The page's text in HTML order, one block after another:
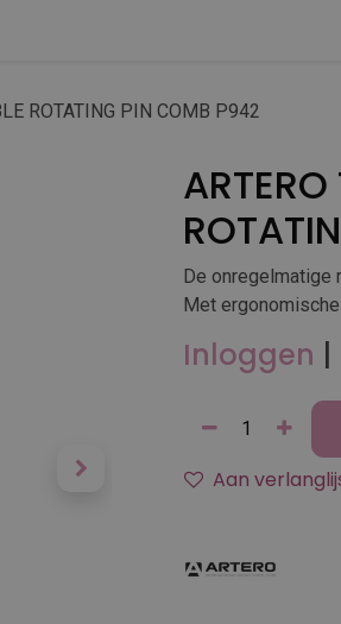
ROTATING PIN COMB P942
De onregelmatige
Met
Inloggen |
Aan